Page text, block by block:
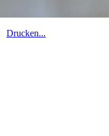
Drucken...